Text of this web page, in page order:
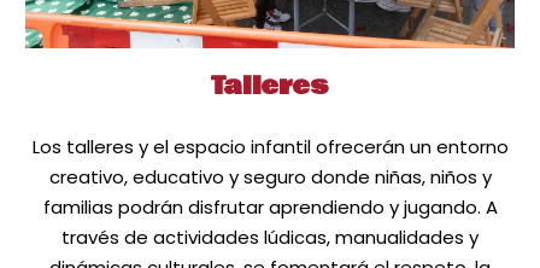
Talleres
Los talleres y el espacio infantil ofrecerán un entorno
creativo, educativo y seguro donde niñas, niños y
familias podrán disfrutar aprendiendo y jugando. A
través de actividades lúdicas, manualidades y